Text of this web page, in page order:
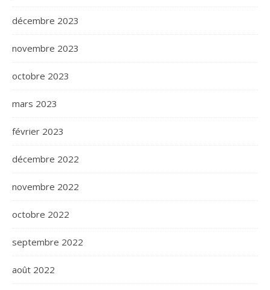
décembre 2023
novembre 2023
octobre 2023
mars 2023
février 2023
décembre 2022
novembre 2022
octobre 2022
septembre 2022
août 2022